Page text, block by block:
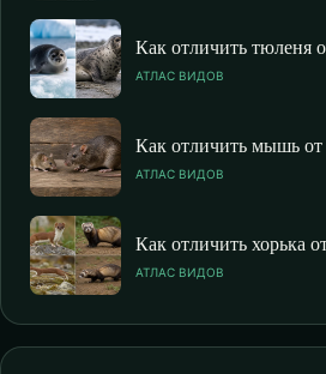
Как отличить тюленя
АТЛАС ВИДОВ
Как отличить мышь
АТЛАС ВИДОВ
Как отличить хорька
АТЛАС ВИДОВ